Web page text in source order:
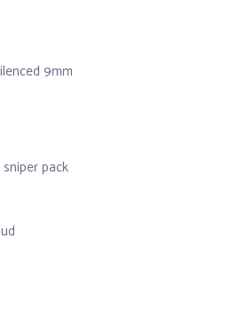
9mm
pack